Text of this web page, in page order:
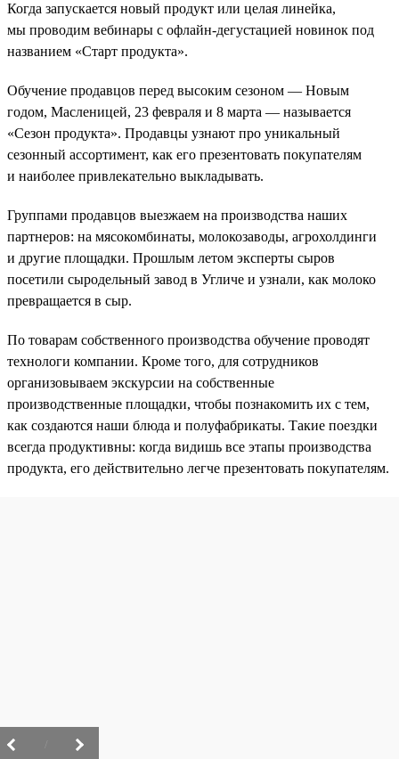
Когда запускается новый продукт или целая линейка,
мы проводим вебинары с офлайн-дегустацией новинок под
названием «Старт продукта».
Обучение продавцов перед высоким сезоном — Новым
годом, Масленицей, 23 февраля и 8 марта — называется
«Сезон продукта». Продавцы узнают про уникальный
сезонный ассортимент, как его презентовать покупателям
и наиболее привлекательно выкладывать.
Группами продавцов выезжаем на производства наших
партнеров: на мясокомбинаты, молокозаводы, агрохолдинги
и другие площадки. Прошлым летом эксперты сыров
посетили сыродельный завод в Угличе и узнали, как молоко
превращается в сыр.
По товарам собственного производства обучение проводят
технологи компании. Кроме того, для сотрудников
организовываем экскурсии на собственные
производственные площадки, чтобы познакомить их с тем,
как создаются наши блюда и полуфабрикаты. Такие поездки
всегда продуктивны: когда видишь все этапы производства
продукта, его действительно легче презентовать покупателям.